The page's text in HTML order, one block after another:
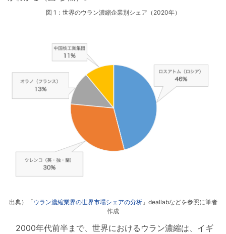
図 1：世界のウラン濃縮企業別シェア（2020年）
出典）「ウラン濃縮業界の世界市場シェアの分析」deallabなどを参照に筆者
作成
2000年代前半まで、世界におけるウラン濃縮は、イギ